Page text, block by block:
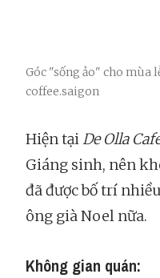
Góc "sống ảo" cho mùa
coffee.saigon
Hiện tạiDe Olla
Giáng sinh, nên
đã được bố trí
ông già Noel nữa.
Không gian quán: